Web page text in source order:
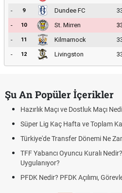
-
9 Dundee FC
-
10 St. Mirren
-
11 Kilmarnock
-
12 Livingston
Şu An Popüler İçerikler
Hazırlık Maçı ve Dostluk Maçı
Süper Lig Kaç Hafta ve Toplam
Türkiye'de Transfer Dönemi Ne
TFF Yabancı Oyuncu Kuralı
Uygulanıyor?
PFDK Nedir? PFDK Açılımı,